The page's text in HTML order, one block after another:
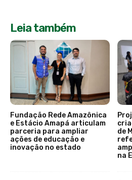
Leia também
Fundação Rede Amazônica
e Estácio Amapá articulam
parceria para ampliar
ações de educação e
inovação no estado
de
na